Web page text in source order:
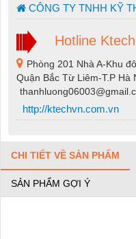
CÔNG TY TNHH KỸ
Hotline
Phòng 201 Nhà A-Khu
Quận Bắc Từ Liêm-T.P Hà
http://ktechvn.com.vn
CHI TIẾT VỀ SẢN PHẨM
SẢN PHẨM GỢI Ý